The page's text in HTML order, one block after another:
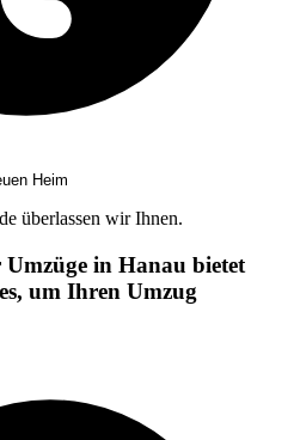
Heim
überlassen wir Ihnen.
in Hanau bietet
um Ihren Umzug